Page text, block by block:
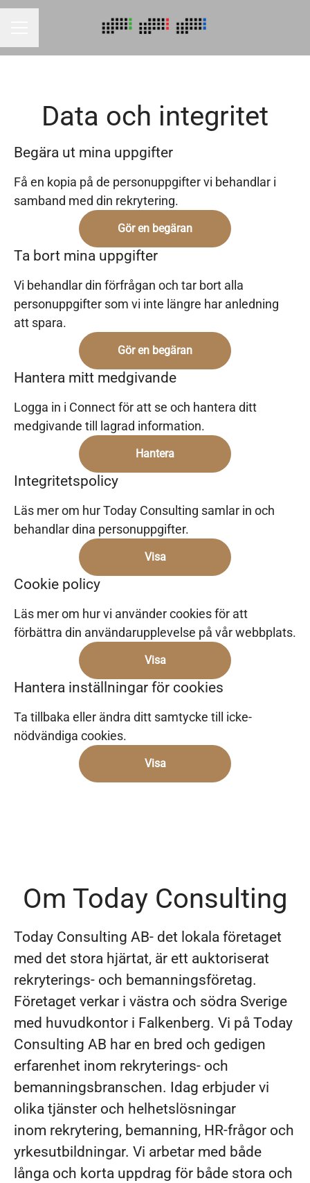
Data och integritet
Begära ut mina uppgifter
Få en kopia på de personuppgifter vi behandlar i
samband med din rekrytering.
Gör en begäran
Ta bort mina uppgifter
Vi behandlar din förfrågan och tar bort alla
personuppgifter som vi inte längre har anledning
att spara.
Gör en begäran
Hantera mitt medgivande
Logga in i Connect för att se och hantera ditt
medgivande till lagrad information.
Hantera
Integritetspolicy
Läs mer om hur Today Consulting samlar in och
behandlar dina personuppgifter.
Visa
Cookie policy
Läs mer om hur vi använder cookies för att
förbättra din användarupplevelse på vår webbplats.
Visa
Hantera inställningar för cookies
Ta tillbaka eller ändra ditt samtycke till icke-
nödvändiga cookies.
Visa
Om Today Consulting
Today Consulting AB- det lokala företaget
med det stora hjärtat, är ett auktoriserat
rekryterings- och bemanningsföretag.
Företaget verkar i västra och södra Sverige
med huvudkontor i Falkenberg. Vi på Today
Consulting AB har en bred och gedigen
erfarenhet inom rekryterings- och
bemanningsbranschen. Idag erbjuder vi
olika tjänster och helhetslösningar
inom rekrytering, bemanning, HR-frågor och
yrkesutbildningar. Vi arbetar med både
långa och korta uppdrag för både stora och